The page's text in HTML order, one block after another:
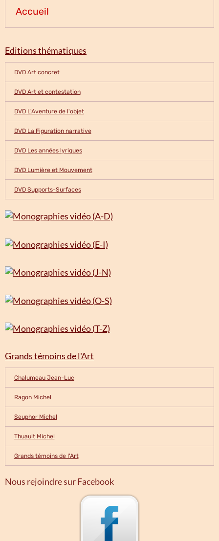
Accueil
Editions thématiques
DVD Art concret
DVD Art et contestation
DVD L'Aventure de l'objet
DVD La Figuration narrative
DVD Les années lyriques
DVD Lumière et Mouvement
DVD Supports-Surfaces
Grands témoins de l'Art
Chalumeau Jean-Luc
Ragon Michel
Seuphor Michel
Thuault Michel
Grands témoins de l'Art
Nous rejoindre sur Facebook